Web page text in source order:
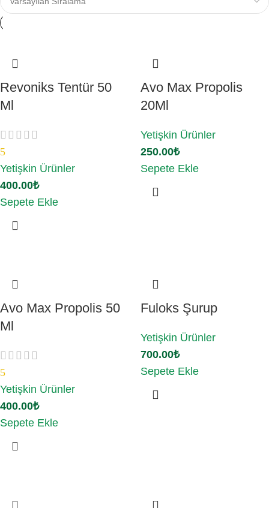
Revoniks Tentür 50
Ml
5
Yetişkin Ürünler
400.00₺
Sepete Ekle
Avo Max Propolis
20Ml
Yetişkin Ürünler
250.00₺
Sepete Ekle
Avo Max Propolis 50
Ml
5
Yetişkin Ürünler
400.00₺
Sepete Ekle
Fuloks Şurup
Yetişkin Ürünler
700.00₺
Sepete Ekle